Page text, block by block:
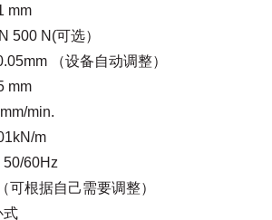
mm
500 N(可选）
（设备自动调整）
mm
min.
m
60Hz
根据自己需要调整）
式